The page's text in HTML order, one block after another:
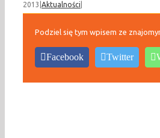
2013 Aktualności
Podziel się tym wpisem ze
Facebook Twitter